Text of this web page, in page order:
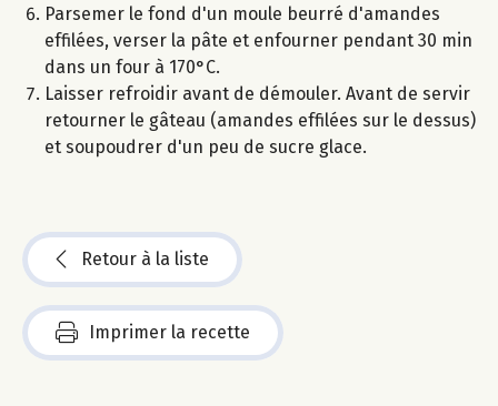
Parsemer le fond d'un moule beurré d'amandes
effilées, verser la pâte et enfourner pendant 30 min
dans un four à 170°C.
Laisser refroidir avant de démouler. Avant de servir
retourner le gâteau (amandes effilées sur le dessus)
et soupoudrer d'un peu de sucre glace.
Retour à la liste
Imprimer la recette